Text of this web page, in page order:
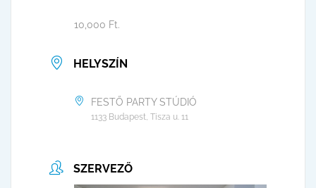
10,000 Ft.
HELYSZÍN
FESTŐ PARTY STÚDIÓ
1133 Budapest, Tisza u. 11
SZERVEZŐ